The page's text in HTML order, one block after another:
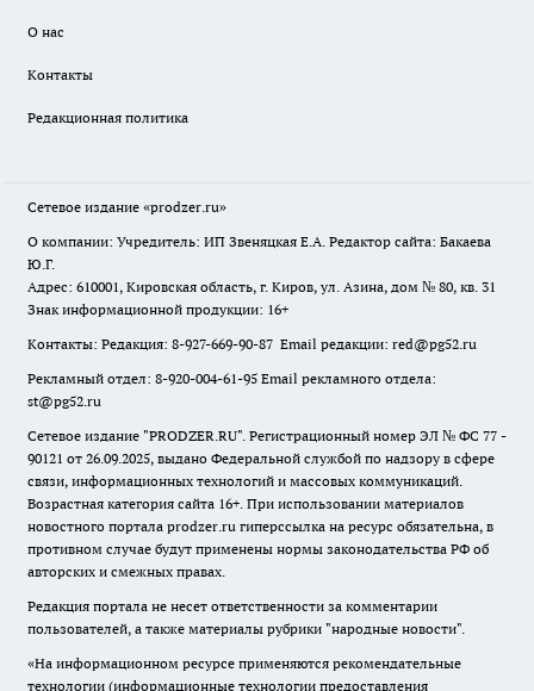
О нас
Контакты
Редакционная политика
Сетевое издание «prodzer.ru»
О компании: Учредитель: ИП Звеняцкая Е.А. Редактор сайта: Бакаева
Ю.Г.
Адрес: 610001, Кировская область, г. Киров, ул. Азина, дом № 80, кв. 31
Знак информационной продукции: 16+
Контакты: Редакция: 8-927-669-90-87 Email редакции: red@pg52.ru
Рекламный отдел: 8-920-004-61-95 Email рекламного отдела:
st@pg52.ru
Сетевое издание "PRODZER.RU". Регистрационный номер ЭЛ № ФС 77 -
90121 от 26.09.2025, выдано Федеральной службой по надзору в сфере
связи, информационных технологий и массовых коммуникаций.
Возрастная категория сайта 16+. При использовании материалов
новостного портала prodzer.ru гиперссылка на ресурс обязательна, в
противном случае будут применены нормы законодательства РФ об
авторских и смежных правах.
Редакция портала не несет ответственности за комментарии
пользователей, а также материалы рубрики "народные новости".
«На информационном ресурсе применяются рекомендательные
технологии (информационные технологии предоставления